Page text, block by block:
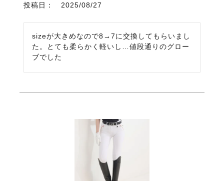
投稿日 2025/08/27
sizeが大きめなので8→7に交換してもらいまし
た。とても柔らかく軽いし…値段通りのグロー
ブでした